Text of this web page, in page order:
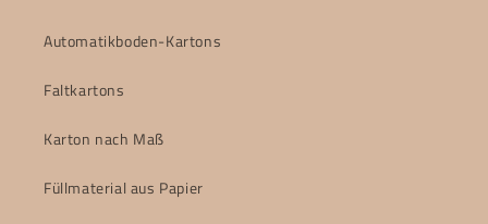
Automatikboden-Kartons
Faltkartons
Karton nach Maß
Füllmaterial aus Papier